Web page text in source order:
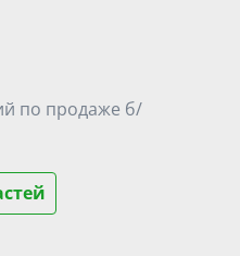
по продаже б/